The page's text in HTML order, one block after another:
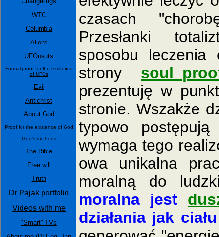
WTC
Columbia
Aliens
UFOnauts
Formal proof for the existence
of UFOs
Evil
Antichrist
About God
Proof for the existence of God
God's methods
The Bible
Free will
Truth
Dr Pajak portfolio
Videos with me
"Smart" TVs
czasach
Przesłanki
sposobu leczenia
strony
prezentuję w
stronie. Wszakże
typowo
wymaga tego
owa unikalna
moralną do
moralna jest
działania jak